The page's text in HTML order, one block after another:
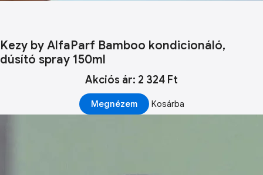
Kezy by AlfaParf Bamboo kondicionáló,
dúsító spray 150ml
Akciós ár: 2 324 Ft
Megnézem Kosárba